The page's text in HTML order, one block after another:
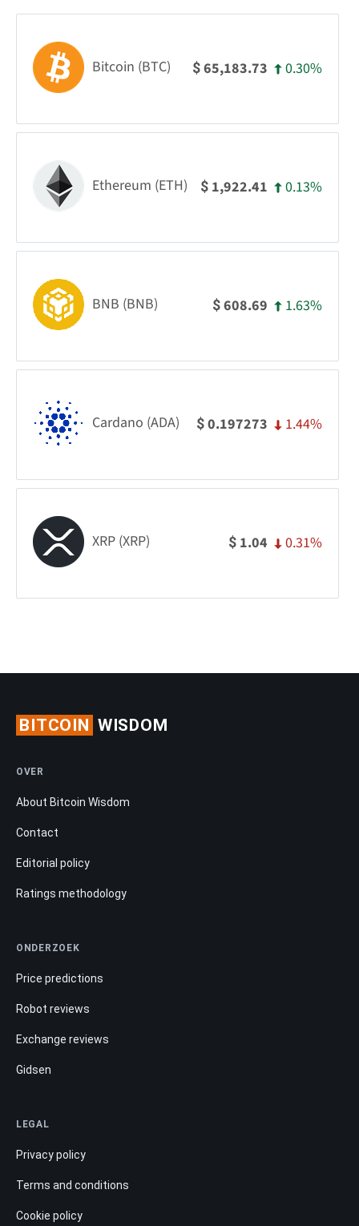
Bitcoin (BTC) $65,183.73 0.30%
Ethereum (ETH) $ 1,922.41 0.13%
BNB (BNB) $608.69 1.63%
Cardano (ADA) $0.197273 1.44%
XRP (XRP) $ 1.04 0.31%
BITCOIN WISDOM
OVER
About Bitcoin Wisdom
Contact
Editorial policy
Ratings methodology
ONDERZOEK
Price predictions
Robot reviews
Exchange reviews
Gidsen
LEGAL
Privacy policy
Terms and conditions
Cookie policy